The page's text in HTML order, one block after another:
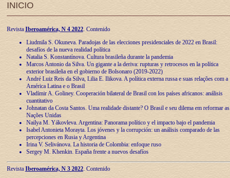
INICIO
Revista Iberoamérica, N 4 2022. Contenido
Liudmila S. Okuneva. Paradojas de las elecciones presidenciales de 2022 en Brasil:
desafíos de la nueva realidad política
Natalia S. Konstantínova. Cultura brasileña durante la pandemia
Marcos Antonio da Silva. Un gigante a la deriva: rupturas y retrocesos en la política
exterior brasileña en el gobierno de Bolsonaro (2019-2022)
André Luiz Reis da Silva, Lilia E. Ilikova. A política externa russa e suas relações com a
América Latina e o Brasil
Vladímir A. Goliney. Cooperación bilateral de Brasil con los países africanos: análisis
cuantitativo
Johnatan da Costa Santos. Uma realidade distante? O Brasil e seu dilema em reformar as
Nações Unidas
Nailya M. Yákovleva. Argentina: Panorama político y el impacto bajo el pandemia
Isabel Antonieta Morayta. Los jóvenes y la corrupción: un análisis comparado de las
percepciones en Rusia y Argentina
Irina V. Selivánova. La historia de Colombia: enfoque ruso
Sergey M. Khenkin. España frente a nuevos desafíos
Revista Iberoamérica, N 3 2022. Contenido